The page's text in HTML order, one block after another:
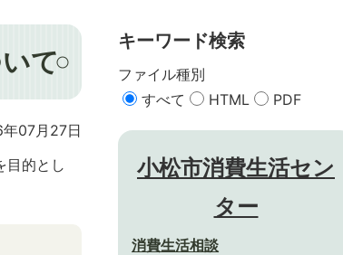
て
07月27日
目的とし
キーワード検索
ファイル種別
すべて
HTML PDF
小松市消費生活セン
ター
消費生活相談